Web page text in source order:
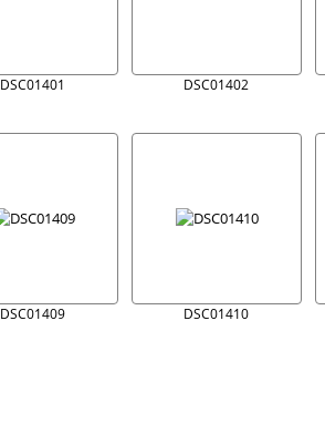
DSC01401 DSC01402
DSC01409 DSC01410